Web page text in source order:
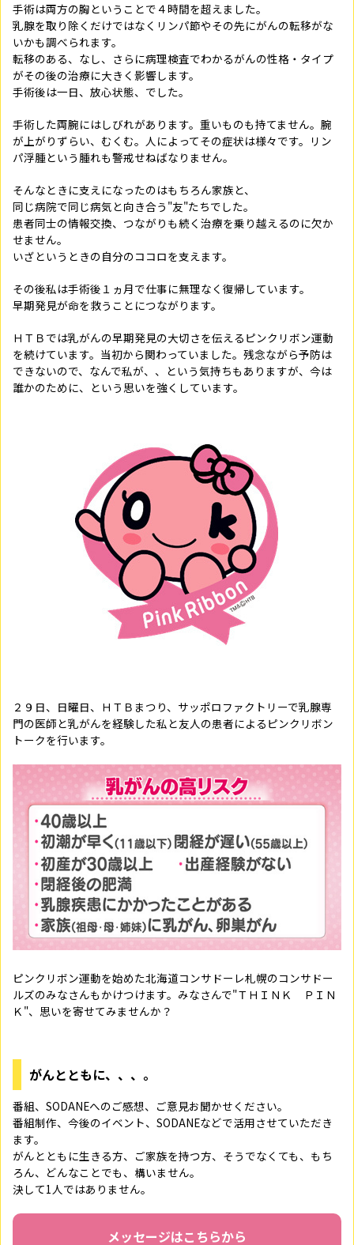
手術は両方の胸ということで４時間を超えました。
乳腺を取り除くだけではなくリンパ節やその先にがんの転移がな
いかも調べられます。
転移のある、なし、さらに病理検査でわかるがんの性格・タイプ
がその後の治療に大きく影響します。
手術後は一日、放心状態、でした。
手術した両腕にはしびれがあります。重いものも持てません。腕
が上がりずらい、むくむ。人によってその症状は様々です。リン
パ浮腫という腫れも警戒せねばなりません。
そんなときに支えになったのはもちろん家族と、
同じ病院で同じ病気と向き合う"友"たちでした。
患者同士の情報交換、つながりも続く治療を乗り越えるのに欠か
せません。
いざというときの自分のココロを支えます。
その後私は手術後１ヵ月で仕事に無理なく復帰しています。
早期発見が命を救うことにつながります。
ＨＴＢでは乳がんの早期発見の大切さを伝えるピンクリボン運動
を続けています。当初から関わっていました。残念ながら予防は
できないので、なんで私が、、という気持ちもありますが、今は
誰かのために、という思いを強くしています。
２９日、日曜日、ＨＴＢまつり、サッポロファクトリーで乳腺専
門の医師と乳がんを経験した私と友人の患者によるピンクリボン
トークを行います。
ピンクリボン運動を始めた北海道コンサドーレ札幌のコンサドー
ルズのみなさんもかけつけます。みなさんで"ＴＨＩＮＫ ＰＩＮ
Ｋ"、思いを寄せてみませんか？
がんとともに、、、。
番組、SODANEへのご感想、ご意見お聞かせください。
番組制作、今後のイベント、SODANEなどで活用させていただき
ます。
がんとともに生きる方、ご家族を持つ方、そうでなくても、もち
ろん、どんなことでも、構いません。
決して1人ではありません。
メッセージはこちらから